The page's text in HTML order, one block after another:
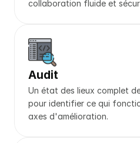
collaboration fluide et
Audit
Un état des lieux complet
pour identifier ce qui
axes d'amélioration.